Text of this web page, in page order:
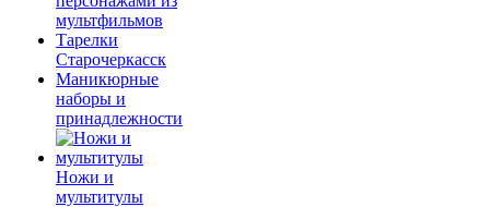
мультфильмов
Тарелки
Старочеркасск
Маникюрные
наборы и
принадлежности
Ножи и
мультитулы